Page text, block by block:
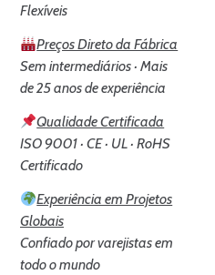
Flexíveis
Preços Direto da Fábrica
Sem intermediários · Mais
de 25 anos de experiência
Qualidade Certificada
ISO 9001 · CE · UL · RoHS
Certificado
Experiência em Projetos
Globais
Confiado por varejistas em
todo o mundo